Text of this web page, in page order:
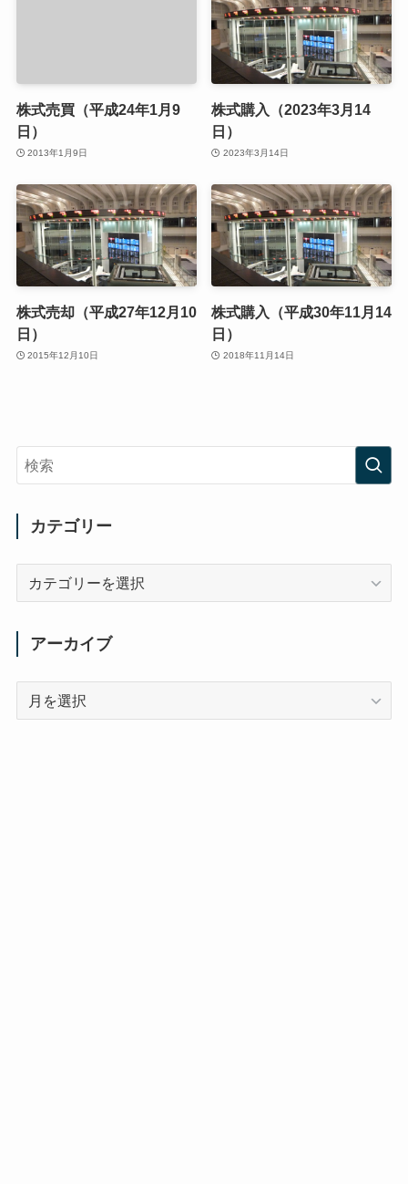
株式売買（平成24年1月9
日）
2013年1月9日
株式購入（2023年3月14
日）
2023年3月14日
株式売却（平成27年12月10
日）
2015年12月10日
株式購入（平成30年11月14
日）
2018年11月14日
カテゴリー
アーカイブ